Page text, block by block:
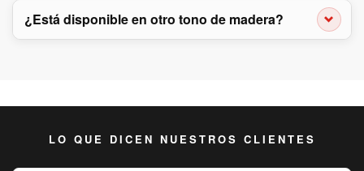
¿Está disponible en otro tono de madera?
LO QUE DICEN NUESTROS CLIENTES